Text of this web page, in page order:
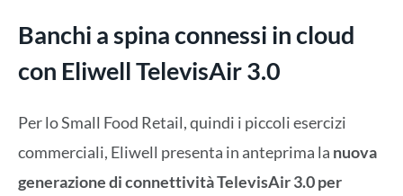
Banchi a spina connessi in cloud
con Eliwell TelevisAir 3.0
Per lo Small Food Retail, quindi i piccoli esercizi
commerciali, Eliwell presenta in anteprima la nuova
generazione di connettività TelevisAir 3.0 per